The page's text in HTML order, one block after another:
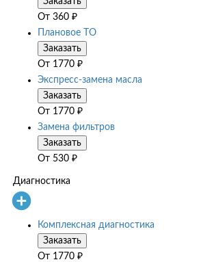
От 360 ₽
Плановое ТО
Заказать
От 1770 ₽
Экспресс-замена масла
Заказать
От 1770 ₽
Замена фильтров
Заказать
От 530 ₽
Диагностика
Комплексная диагностика
Заказать
От 1770 ₽